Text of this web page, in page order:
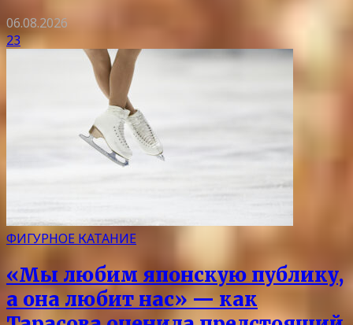
06.08.2026
23
ФИГУРНОЕ КАТАНИЕ
«Мы любим японскую публику,
а она любит нас» — как